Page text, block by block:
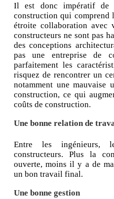
Il est donc impératif de
construction qui comprend
étroite collaboration avec
constructeurs ne sont pas
des conceptions
pas une entreprise de
parfaitement les
risquez de rencontrer un
notamment une mauvaise
construction, ce qui
coûts de construction.
Une bonne relation de
Entre les ingénieurs,
constructeurs. Plus la
ouverte, moins il y a de
un bon travail final.
Une bonne gestion